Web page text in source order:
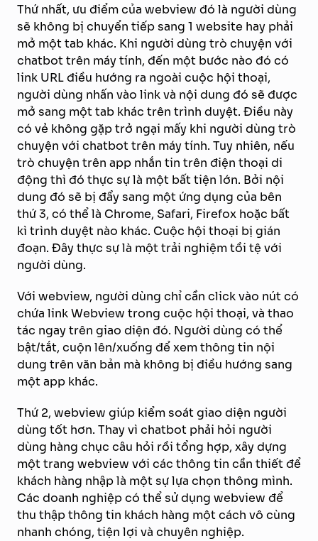
Thứ nhất, ưu điểm của webview đó là người dùng
sẽ không bị chuyển tiếp sang 1 website hay phải
mở một tab khác. Khi người dùng trò chuyện với
chatbot trên máy tính, đến một bước nào đó có
link URL điều hướng ra ngoài cuộc hội thoại,
người dùng nhấn vào link và nội dung đó sẽ được
mở sang một tab khác trên trình duyệt. Điều này
có vẻ không gặp trở ngại mấy khi người dùng trò
chuyện với chatbot trên máy tính. Tuy nhiên, nếu
trò chuyện trên app nhắn tin trên điện thoại di
động thì đó thực sự là một bất tiện lớn. Bởi nội
dung đó sẽ bị đẩy sang một ứng dụng của bên
thứ 3, có thể là Chrome, Safari, Firefox hoặc bất
kì trình duyệt nào khác. Cuộc hội thoại bị gián
đoạn. Đây thực sự là một trải nghiệm tồi tệ với
người dùng.
Với webview, người dùng chỉ cần click vào nút có
chứa link Webview trong cuộc hội thoại, và thao
tác ngay trên giao diện đó. Người dùng có thể
bật/tắt, cuộn lên/xuống để xem thông tin nội
dung trên văn bản mà không bị điều hướng sang
một app khác.
Thứ 2, webview giúp kiểm soát giao diện người
dùng tốt hơn. Thay vì chatbot phải hỏi người
dùng hàng chục câu hỏi rồi tổng hợp, xây dựng
một trang webview với các thông tin cần thiết để
khách hàng nhập là một sự lựa chọn thông mình.
Các doanh nghiệp có thể sử dụng webview để
thu thập thông tin khách hàng một cách vô cùng
nhanh chóng, tiện lợi và chuyên nghiệp.